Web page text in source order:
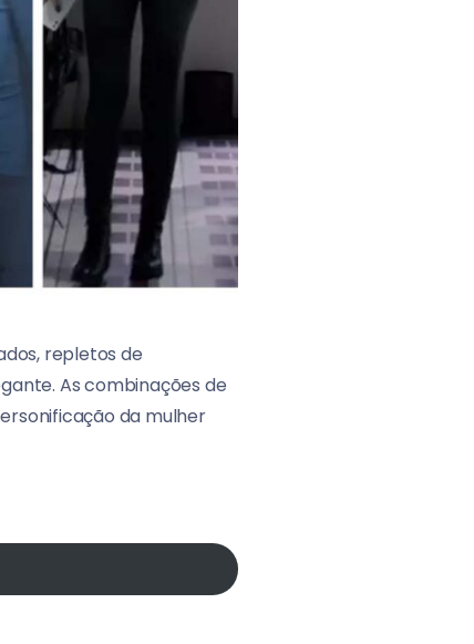
repletos de
As combinações de
da mulher